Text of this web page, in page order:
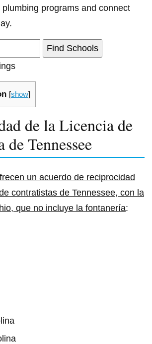
programs and connect
[show]
de la Licencia de
de Tennessee
un acuerdo de reciprocidad
contratistas de Tennessee, con la
que no incluye la fontanería: